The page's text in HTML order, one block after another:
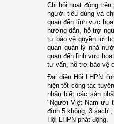
Chi hội hoạt động
người tiêu dùng và
quan đến lĩnh vực
hướng dẫn, hỗ trợ
tự bảo vệ quyền lợi
quan quản lý nhà
quan đến lĩnh vực
tư vấn, hỗ trợ bảo vệ
Đại diện Hội LHPN
hiện tốt công tác
nhận biết các sản
"Người Việt Nam ưu
đình 5 không, 3
Hội LHPN phát động.